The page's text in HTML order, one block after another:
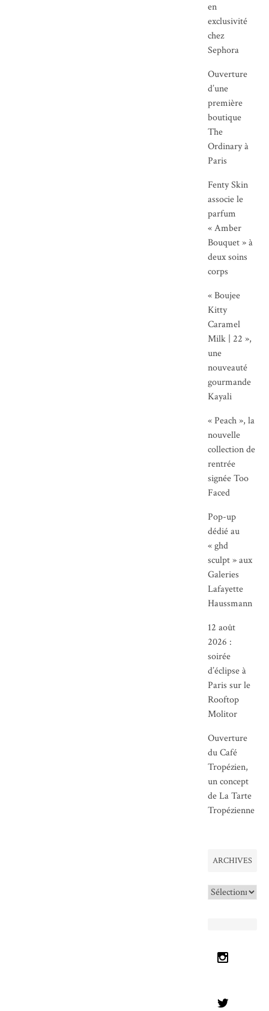
en
exclusivité
chez
Sephora
Ouverture
d’une
première
boutique
The
Ordinary à
Paris
Fenty Skin
associe le
parfum
« Amber
Bouquet » à
deux soins
corps
« Boujee
Kitty
Caramel
Milk | 22 »,
une
nouveauté
gourmande
Kayali
« Peach », la
nouvelle
collection de
rentrée
signée Too
Faced
Pop-up
dédié au
« ghd
sculpt » aux
Galeries
Lafayette
Haussmann
12 août
2026 :
soirée
d’éclipse à
Paris sur le
Rooftop
Molitor
Ouverture
du Café
Tropézien,
un concept
de La Tarte
Tropézienne
ARCHIVES
Archives